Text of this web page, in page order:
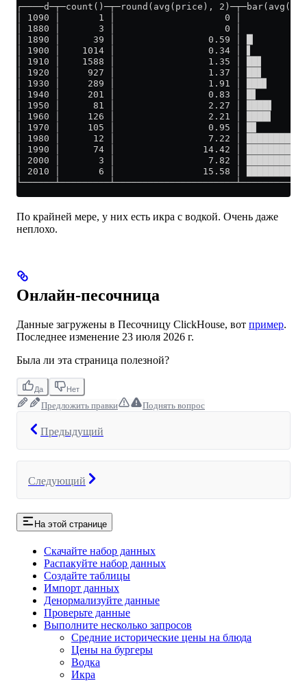
┌────d─┬─count()─┬─round(avg(price),
│ 1090 │       1 │                    0 │
│ 1880 │       3 │                    0 │
│ 1890 │      39 │                 0.59 │
│ 1900 │    1014 │                 0.34 │ ▋
│ 1910 │    1588 │                 1.35 │
│ 1920 │     927 │                 1.37 │
│ 1930 │     289 │                 1.91 │
│ 1940 │     201 │                 0.83 │ █▋
│ 1950 │      81 │                 2.27 │
│ 1960 │     126 │                 2.21 │
│ 1970 │     105 │                 0.95 │ █▊
│ 1980 │      12 │                 7.22 │
│ 1990 │      74 │                14.42 │
│ 2000 │       3 │                 7.82 │
│ 2010 │       6 │                15.58 │
По крайней мере, у них есть икра с водкой. Очень даже
неплохо.
Онлайн-песочница
Данные загружены в Песочницу ClickHouse, вот пример.
Последнее изменение 23 июля 2026 г.
Была ли эта страница полезной?
Да Нет
Предложить правки Поднять вопрос
Предыдущий
Следующий
На этой странице
Скачайте набор данных
Распакуйте набор данных
Создайте таблицы
Импорт данных
Денормализуйте данные
Проверьте данные
Выполните несколько запросов
Средние исторические цены на блюда
Цены на бургеры
Водка
Икра